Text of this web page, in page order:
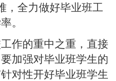
，全力做好毕业班工
。
作的重中之重，直接
加强对毕业班学生的
对性开好毕业班学生